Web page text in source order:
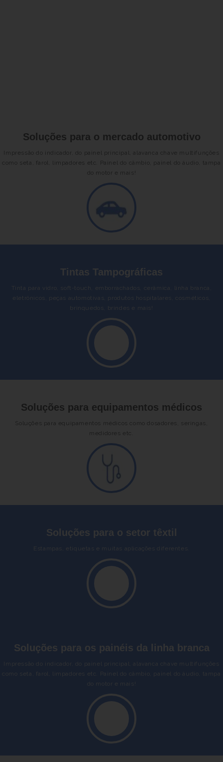
Soluções para o mercado automotivo
Impressão do indicador, do painel principal, alavanca chave multifunções
como seta, farol, limpadores etc. Painel do câmbio, painel do áudio, tampa
do motor e mais!
Tintas Tampográficas
Tinta para vidro, soft-touch, emborrachados, cerâmica, linha branca,
eletrônicos, peças automotivas, produtos hospitalares, cosméticos,
brinquedos, brindes e mais!
Soluções para equipamentos médicos
Soluções para equipamentos médicos como dosadores, seringas,
medidores etc.
Soluções para o setor têxtil
Estampas, etiquetas e muitas aplicações diferentes.
Soluções para os painéis da linha branca
Impressão do indicador, do painel principal, alavanca chave multifunções
como seta, farol, limpadores etc. Painel do câmbio, painel do áudio, tampa
do motor e mais!